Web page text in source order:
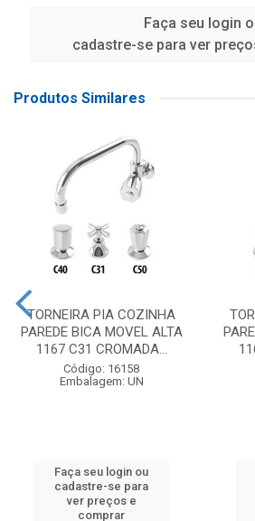
Faça seu login
cadastre-se para ver
Produtos Similares
TORNEIRA PIA COZINHA
PAREDE BICA MOVEL ALTA
1167 C31 CROMADA...
Código: 16158
Embalagem: UN
Faça seu login ou
cadastre-se para
ver preços e
comprar